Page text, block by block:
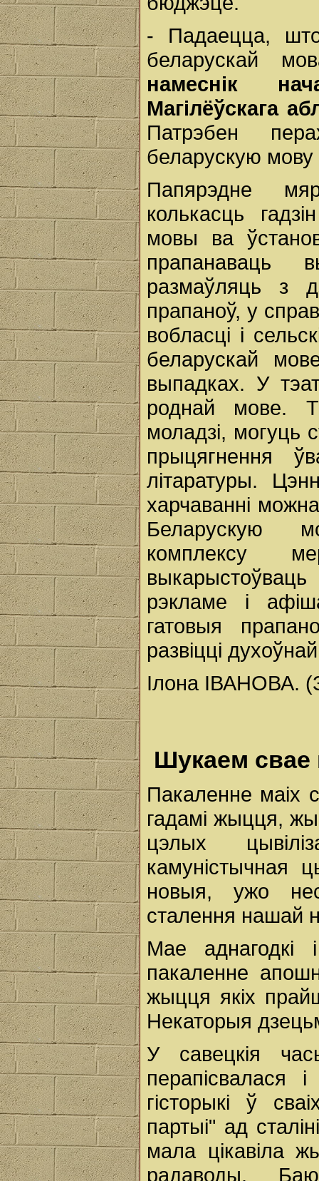
- Падаецца,
беларускай
намеснік
Магілёўскага
Патрэбен
беларускую
Папярэдне
колькасць
мовы ва
прапанаваць
размаўляць з
прапаноў, у
вобласці і
беларускай
выпадках. У
роднай мове.
моладзі,
прыцягнення
літаратуры.
харчаванні
Беларускую
комплексу
рэкламе і
гатовыя
развіцці
Ілона ІВАНОВА.
Шукаем свае
Пакаленне маіх
гадамі жыцця,
цэлых
камуністычная
новыя, ужо
сталення нашай
Мае аднагодкі
пакаленне
жыцця якіх
Некаторыя
У савецкія
перапісвалася
гісторыкі ў
партыі" ад
мала цікавіла
радаводы.